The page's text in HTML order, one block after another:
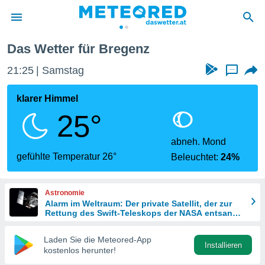
wurde
dass
sind.
diese
Das Wetter für Bregenz
21:25 Samstag ...
klarer Himmel
25°
gefühlte Temperatur 26°
abneh. Mond
Beleuchtet:24%
Astronomie
Alarm im Weltraum: Der private Satellit, der zur
Rettung des Swift-Teleskops der NASA entsandt
Laden Sie die Meteored-App
kostenlos herunter!
Installieren